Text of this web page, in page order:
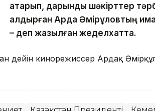
атқарып, дарынды шәкірттер
қалдырған Ардақ Әмірқұловтың
– деп жазылған жеделхатта.
дейін кинорежиссер Ардақ